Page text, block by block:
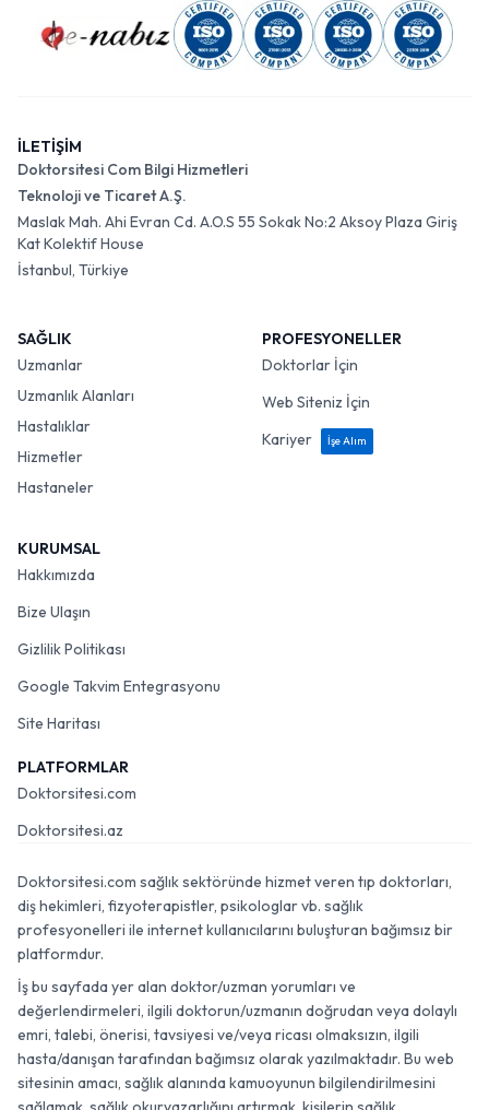
İLETİŞİM
Doktorsitesi Com Bilgi Hizmetleri
Teknoloji ve Ticaret A.Ş.
Maslak Mah. Ahi Evran Cd. A.O.S 55 Sokak No:2 Aksoy Plaza Giriş
Kat Kolektif House
İstanbul, Türkiye
SAĞLIK
Uzmanlar
Uzmanlık Alanları
Hastalıklar
Hizmetler
Hastaneler
PROFESYONELLER
Doktorlar İçin
Web Siteniz İçin
Kariyer
İşe Alım
KURUMSAL
Hakkımızda
Bize Ulaşın
Gizlilik Politikası
Google Takvim Entegrasyonu
Site Haritası
PLATFORMLAR
Doktorsitesi.com
Doktorsitesi.az
Doktorsitesi.com sağlık sektöründe hizmet veren tıp doktorları,
diş hekimleri, fizyoterapistler, psikologlar vb. sağlık
profesyonelleri ile internet kullanıcılarını buluşturan bağımsız bir
platformdur.
İş bu sayfada yer alan doktor/uzman yorumları ve
değerlendirmeleri, ilgili doktorun/uzmanın doğrudan veya dolaylı
emri, talebi, önerisi, tavsiyesi ve/veya ricası olmaksızın, ilgili
hasta/danışan tarafından bağımsız olarak yazılmaktadır. Bu web
sitesinin amacı, sağlık alanında kamuoyunun bilgilendirilmesini